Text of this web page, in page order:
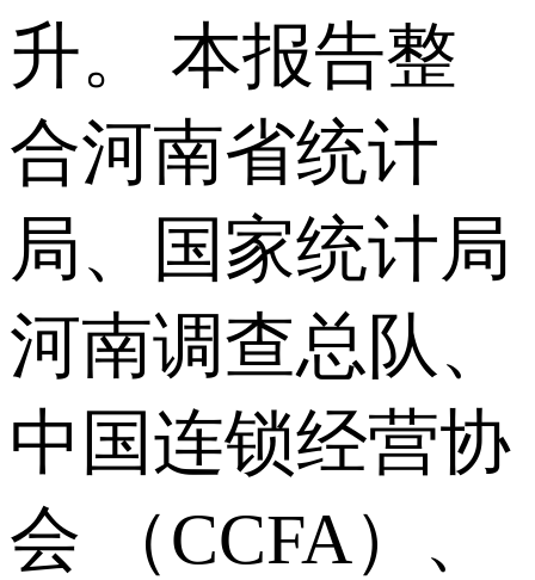
升。 本报告整
合河南省统计
局、国家统计局
河南调查总队、
中国连锁经营协
会 （CCFA）、